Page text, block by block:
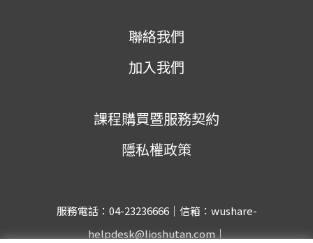
聯絡我們
加入我們
課程購買暨服務契約
隱私權政策
服務電話：04-23236666｜信箱：wushare-
helpdesk@lioshutan.com｜